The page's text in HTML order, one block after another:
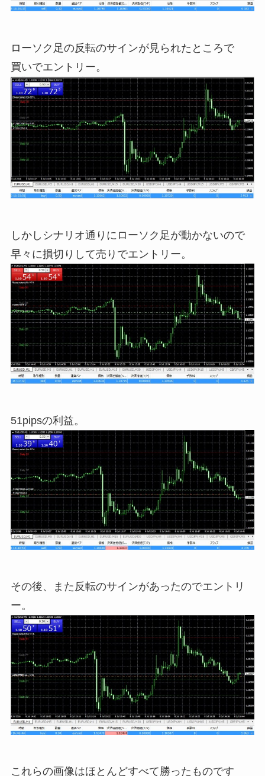
ローソク足の反転のサインが見られたところで
買いでエントリー。
しかしシナリオ通りにローソク足が動かないので
早々に損切りして売りでエントリー。
51pipsの利益。
その後、また反転のサインがあったのでエントリ
ー。
これらの画像はほとんどすべて勝ったものです